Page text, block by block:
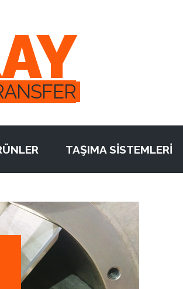
TAŞIMA SİSTEMLERİ